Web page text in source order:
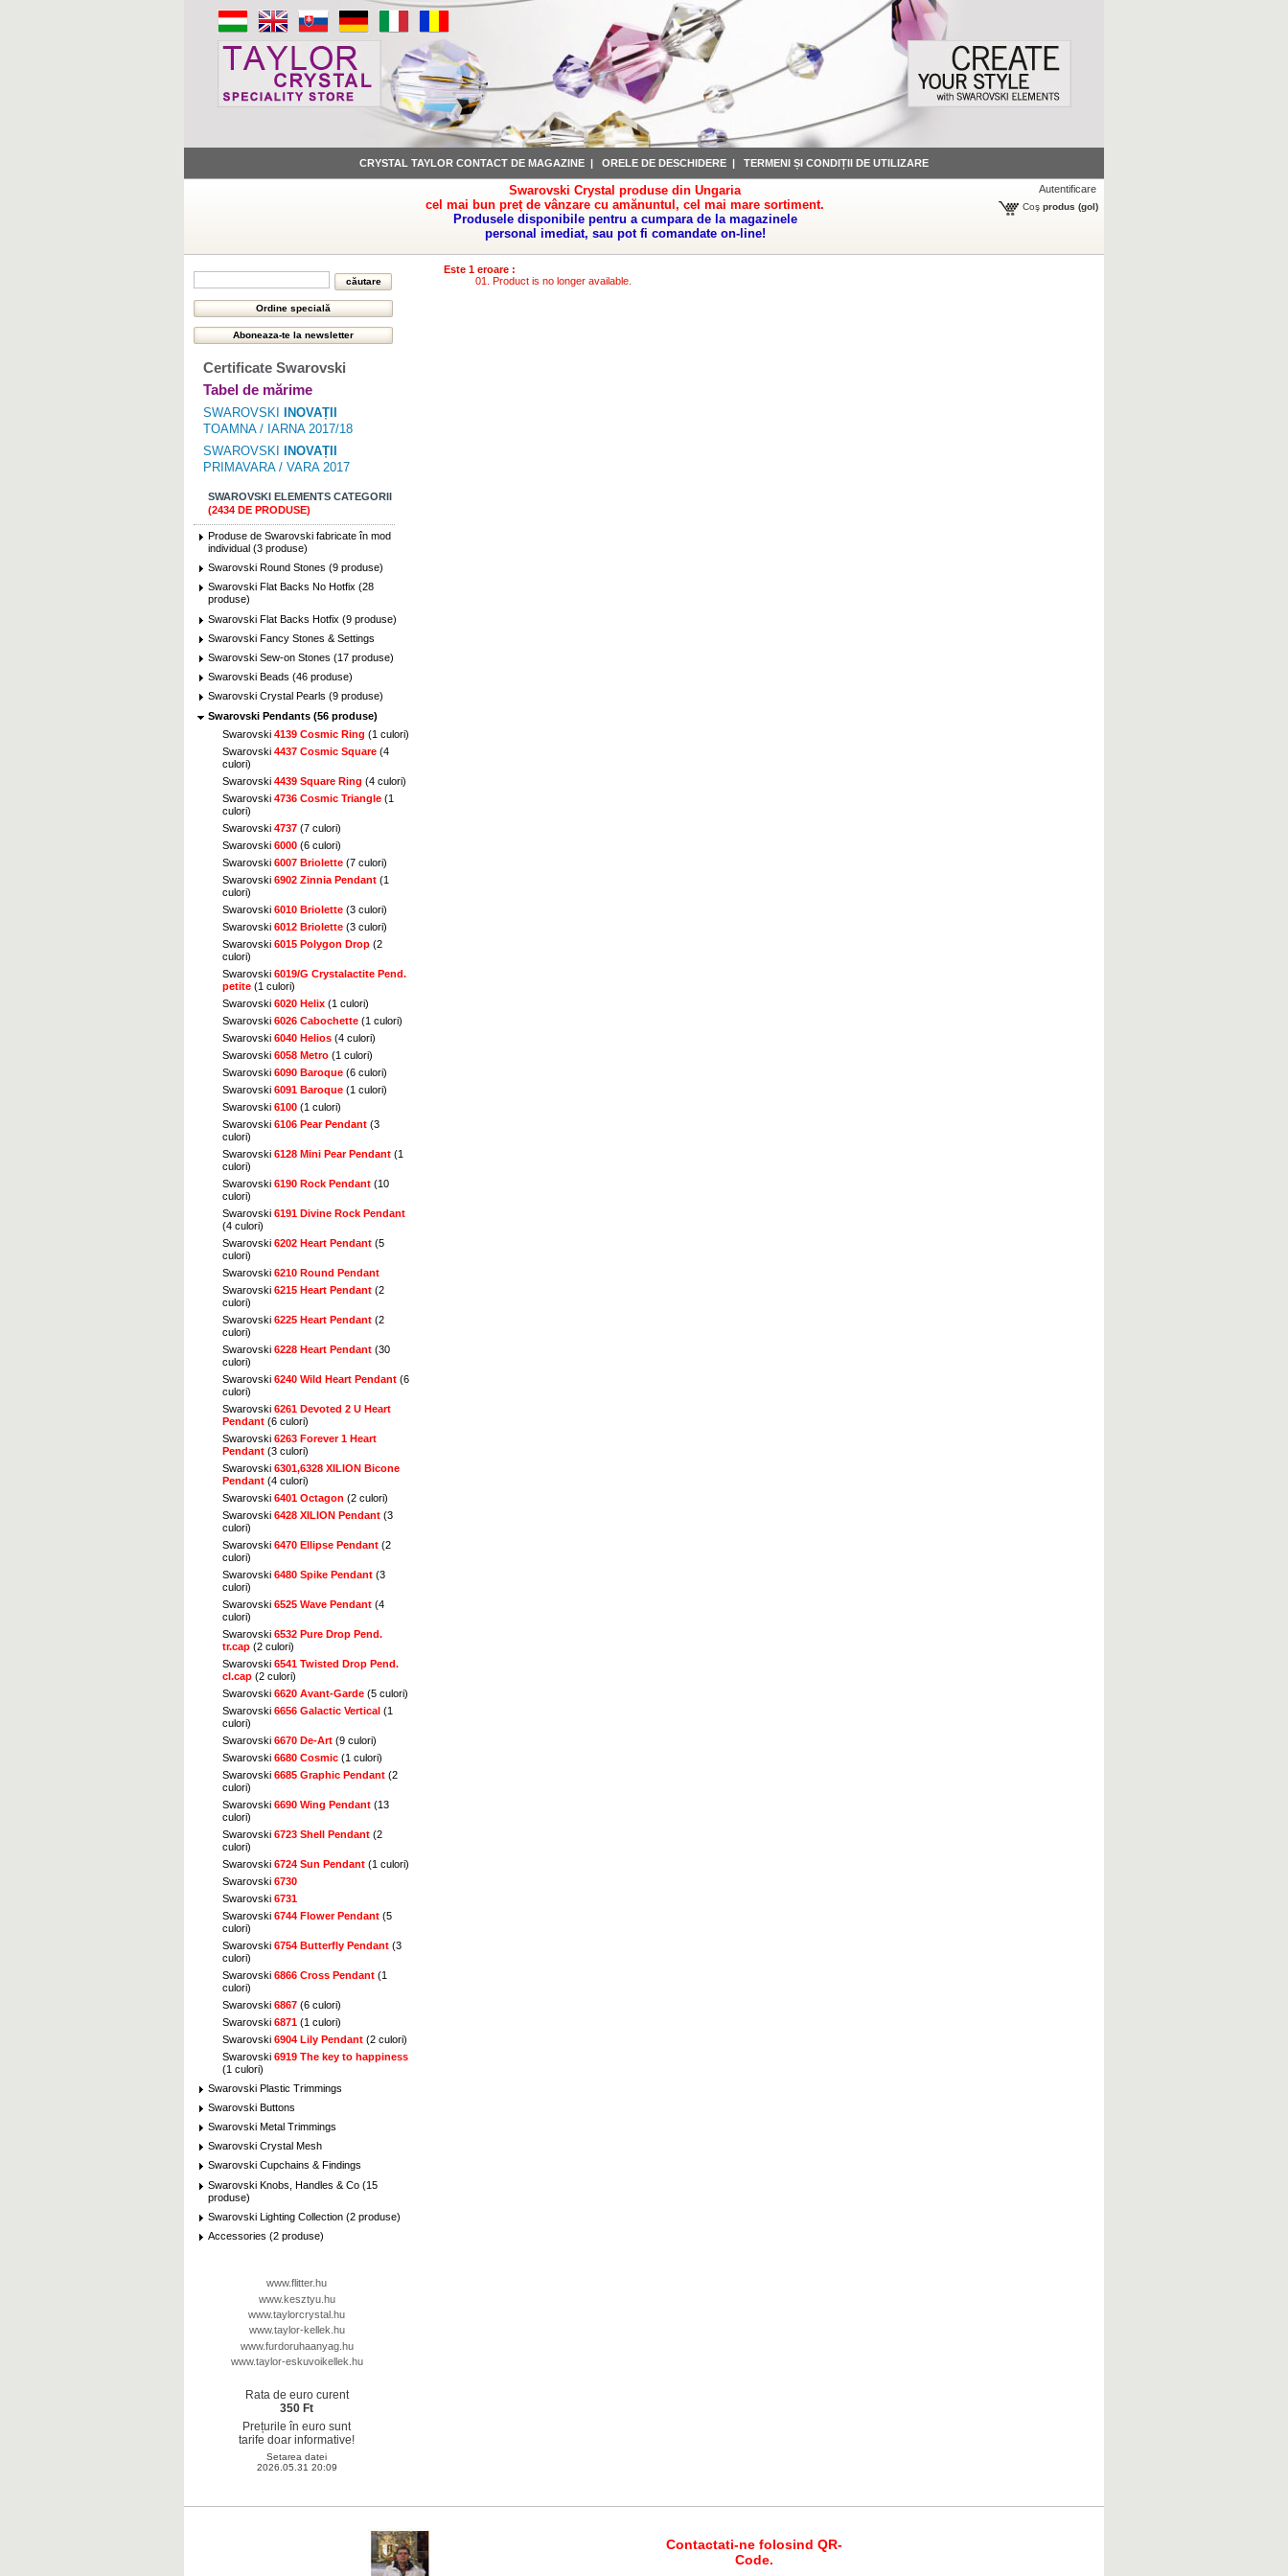
CRYSTAL TAYLOR CONTACT DE MAGAZINE | ORELE DE DESCHIDERE | TERMENI ȘI CONDIȚII DE UTILIZARE
Swarovski Crystal produse din Ungaria
cel mai bun preț de vânzare cu amănuntul, cel mai mare sortiment.
Produsele disponibile pentru a cumpara de la magazinele
personal imediat, sau pot fi comandate on-line!
Autentificare
Coş produs (gol)
Certificate Swarovski
Tabel de mărime
SWAROVSKI
INOVAȚII
TOAMNA / IARNA 2017/18
SWAROVSKI
INOVAȚII
PRIMAVARA / VARA 2017
SWAROVSKI ELEMENTS CATEGORII
(2434 DE PRODUSE)
Produse de Swarovski fabricate în mod
individual (3 produse)
Swarovski Round Stones (9 produse)
Swarovski Flat Backs No Hotfix (28
produse)
Swarovski Flat Backs Hotfix (9 produse)
Swarovski Fancy Stones & Settings
Swarovski Sew-on Stones (17 produse)
Swarovski Beads (46 produse)
Swarovski Crystal Pearls (9 produse)
Swarovski Pendants (56 produse)
Swarovski 4139 Cosmic Ring (1 culori)
Swarovski 4437 Cosmic Square (4
culori)
Swarovski 4439 Square Ring (4 culori)
Swarovski 4736 Cosmic Triangle (1
culori)
Swarovski 4737 (7 culori)
Swarovski 6000 (6 culori)
Swarovski 6007 Briolette (7 culori)
Swarovski 6902 Zinnia Pendant (1
culori)
Swarovski 6010 Briolette (3 culori)
Swarovski 6012 Briolette (3 culori)
Swarovski 6015 Polygon Drop (2
culori)
Swarovski 6019/G Crystalactite Pend.
petite (1 culori)
Swarovski 6020 Helix (1 culori)
Swarovski 6026 Cabochette (1 culori)
Swarovski 6040 Helios (4 culori)
Swarovski 6058 Metro (1 culori)
Swarovski 6090 Baroque (6 culori)
Swarovski 6091 Baroque (1 culori)
Swarovski 6100 (1 culori)
Swarovski 6106 Pear Pendant (3
culori)
Swarovski 6128 Mini Pear Pendant (1
culori)
Swarovski 6190 Rock Pendant (10
culori)
Swarovski 6191 Divine Rock Pendant
(4 culori)
Swarovski 6202 Heart Pendant (5
culori)
Swarovski 6210 Round Pendant
Swarovski 6215 Heart Pendant (2
culori)
Swarovski 6225 Heart Pendant (2
culori)
Swarovski 6228 Heart Pendant (30
culori)
Swarovski 6240 Wild Heart Pendant (6
culori)
Swarovski 6261 Devoted 2 U Heart
Pendant (6 culori)
Swarovski 6263 Forever 1 Heart
Pendant (3 culori)
Swarovski 6301,6328 XILION Bicone
Pendant (4 culori)
Swarovski 6401 Octagon (2 culori)
Swarovski 6428 XILION Pendant (3
culori)
Swarovski 6470 Ellipse Pendant (2
culori)
Swarovski 6480 Spike Pendant (3
culori)
Swarovski 6525 Wave Pendant (4
culori)
Swarovski 6532 Pure Drop Pend.
tr.cap (2 culori)
Swarovski 6541 Twisted Drop Pend.
cl.cap (2 culori)
Swarovski 6620 Avant-Garde (5 culori)
Swarovski 6656 Galactic Vertical (1
culori)
Swarovski 6670 De-Art (9 culori)
Swarovski 6680 Cosmic (1 culori)
Swarovski 6685 Graphic Pendant (2
culori)
Swarovski 6690 Wing Pendant (13
culori)
Swarovski 6723 Shell Pendant (2
culori)
Swarovski 6724 Sun Pendant (1 culori)
Swarovski 6730
Swarovski 6731
Swarovski 6744 Flower Pendant (5
culori)
Swarovski 6754 Butterfly Pendant (3
culori)
Swarovski 6866 Cross Pendant (1
culori)
Swarovski 6867 (6 culori)
Swarovski 6871 (1 culori)
Swarovski 6904 Lily Pendant (2 culori)
Swarovski 6919 The key to happiness
(1 culori)
Swarovski Plastic Trimmings
Swarovski Buttons
Swarovski Metal Trimmings
Swarovski Crystal Mesh
Swarovski Cupchains & Findings
Swarovski Knobs, Handles & Co (15
produse)
Swarovski Lighting Collection (2 produse)
Accessories (2 produse)
www.flitter.hu
www.kesztyu.hu
www.taylorcrystal.hu
www.taylor-kellek.hu
www.furdoruhaanyag.hu
www.taylor-eskuvoikellek.hu
Rata de euro curent
350 Ft
Prețurile în euro sunt
tarife doar informative!
Setarea datei
2026.05.31 20:09
Este 1 eroare :
Product is no longer available.
Contactati-ne folosind QR-
Code.